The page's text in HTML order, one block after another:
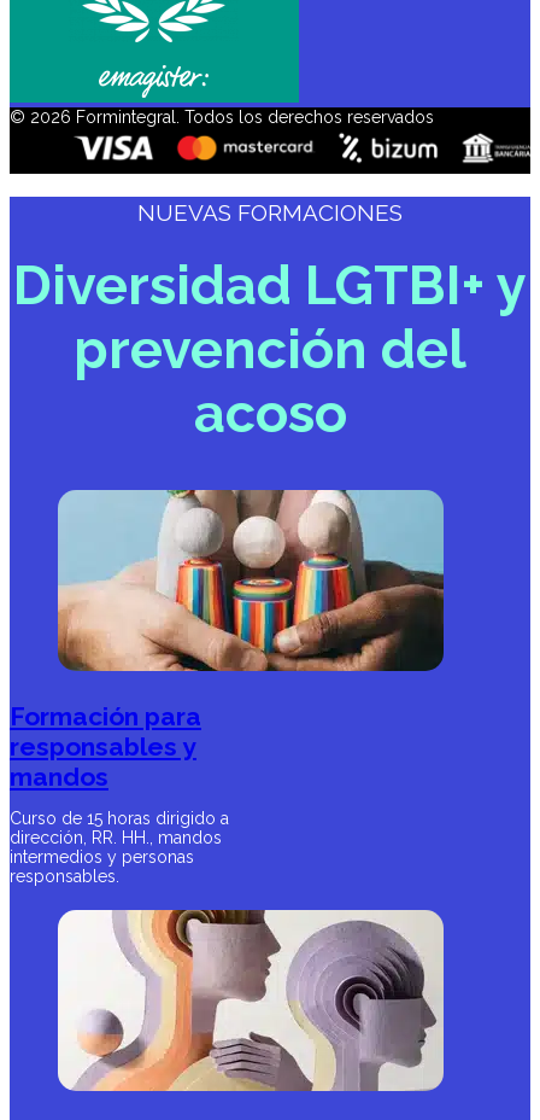
© 2026 Formintegral. Todos los derechos reservados
NUEVAS FORMACIONES
Diversidad LGTBI+ y
prevención del
acoso
Formación para
responsables y
mandos
Curso de 15 horas dirigido a
dirección, RR. HH., mandos
intermedios y personas
responsables.